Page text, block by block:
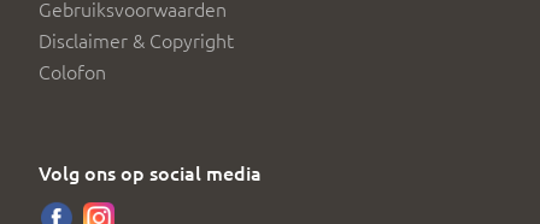
Gebruiksvoorwaarden
Disclaimer & Copyright
Colofon
Volg ons op social media